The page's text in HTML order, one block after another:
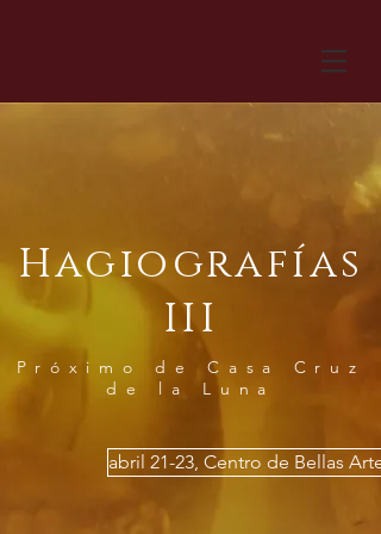
Hagiografías
III
Próximo de Casa Cruz
de la Luna
abril 21-23, Centro de Bellas